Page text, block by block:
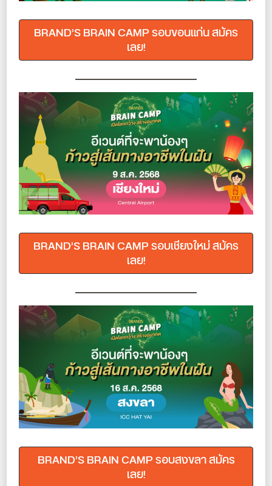
BRAND’S BRAIN CAMP รอบขอนแก่น สมัคร
เลย!
BRAND’S BRAIN CAMP รอบเชียงใหม่ สมัคร
เลย!
BRAND’S BRAIN CAMP รอบสงขลา สมัคร
เลย!